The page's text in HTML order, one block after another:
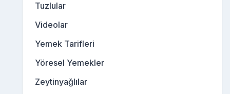
Tuzlular
Videolar
Yemek Tarifleri
Yöresel Yemekler
Zeytinyağlılar